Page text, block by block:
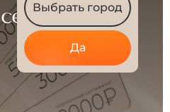
Выбрать город
Да